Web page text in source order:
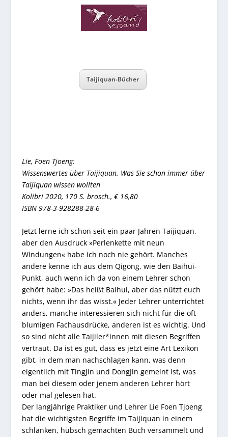
Taijiquan-Bücher
Lie, Foen Tjoeng:
Wissenswertes über Taijiquan. Was Sie schon immer über
Taijiquan wissen wollten
Kolibri 2020, 170 S. brosch., € 16,80
ISBN 978-3-928288-28-6
Jetzt lerne ich schon seit ein paar Jahren Taijiquan,
aber den Ausdruck »Perlenkette mit neun
Windungen« habe ich noch nie gehört. Manches
andere kenne ich aus dem Qigong, wie den Baihui-
Punkt, auch wenn ich da von einem Lehrer schon
gehört habe: »Das heißt Baihui, aber das nützt euch
nichts, wenn ihr das wisst.« Jeder Lehrer unterrichtet
anders, manche interessieren sich nicht für die oft
blumigen Fachausdrücke, anderen ist es wichtig. Und
so sind nicht alle Taijiler*innen mit diesen Begriffen
vertraut. Da ist es gut, dass es jetzt eine Art Lexikon
gibt, in dem man nachschlagen kann, was denn
eigentlich mit TingJin und DongJin gemeint ist, was
man bei diesem oder jenem anderen Lehrer hört
oder mal gelesen hat.
Der langjährige Praktiker und Lehrer Lie Foen Tjoeng
hat die wichtigsten Begriffe im Taijiquan in einem
schlanken, hübsch gemachten Buch versammelt und